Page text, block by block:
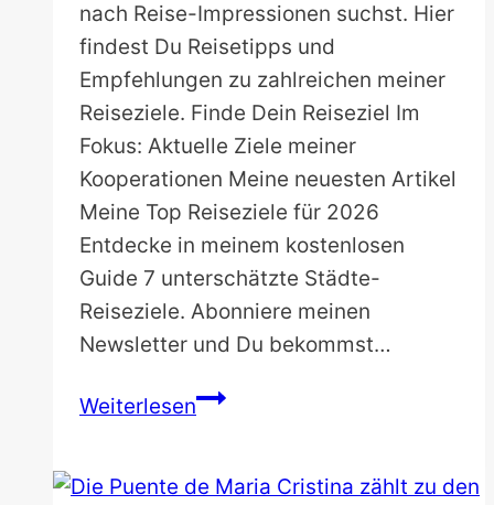
nach Reise-Impressionen suchst. Hier
findest Du Reisetipps und
Empfehlungen zu zahlreichen meiner
Reiseziele. Finde Dein Reiseziel Im
Fokus: Aktuelle Ziele meiner
Kooperationen Meine neuesten Artikel
Meine Top Reiseziele für 2026
Entdecke in meinem kostenlosen
Guide 7 unterschätzte Städte-
Reiseziele. Abonniere meinen
Newsletter und Du bekommst…
WeiterlesenNicolos
Die